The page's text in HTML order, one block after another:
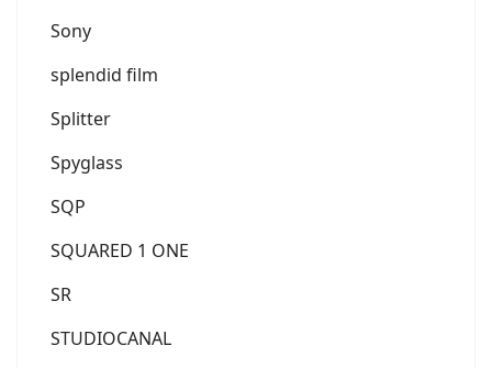
Sony
splendid film
Splitter
Spyglass
SQP
SQUARED 1 ONE
SR
STUDIOCANAL